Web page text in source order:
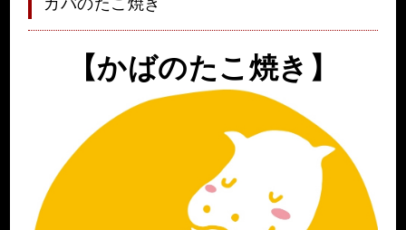
カバのたこ焼き
【かばのたこ焼き】